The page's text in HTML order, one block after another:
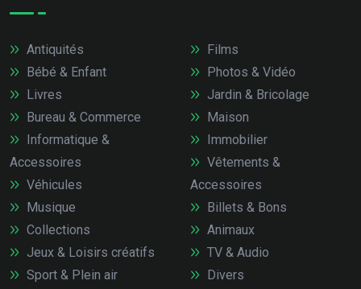
Antiquités
Bébé & Enfant
Livres
Bureau & Commerce
Informatique &
Accessoires
Véhicules
Films
Photos & Vidéo
Jardin & Bricolage
Maison
Immobilier
Vêtements &
Accessoires
Musique
Collections
Jeux & Loisirs créatifs
Sport & Plein air
Billets & Bons
Animaux
TV & Audio
Divers